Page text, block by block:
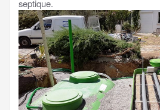
septique.